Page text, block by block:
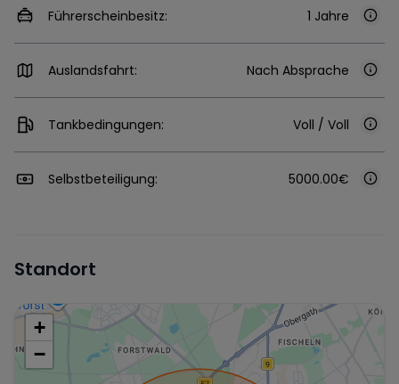
Führerscheinbesitz: 1 Jahre
Auslandsfahrt: Nach Absprache
Tankbedingungen: Voll / Voll
Selbstbeteiligung: 5000.00€
Standort
+
−